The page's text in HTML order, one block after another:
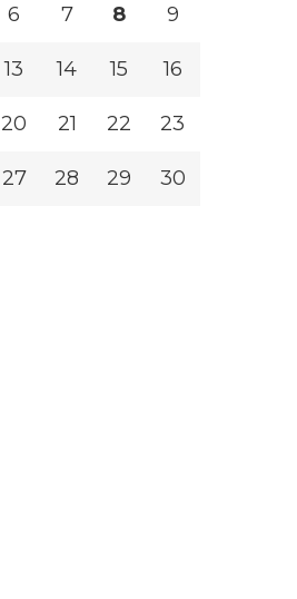
6 7 8 9
13 14 15 16
20 21 22 23
27 28 29 30